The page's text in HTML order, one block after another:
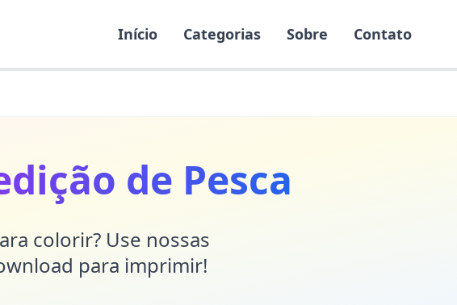
Início Categorias Sobre Contato
de Pesca
colorir? Use nossas
para imprimir!